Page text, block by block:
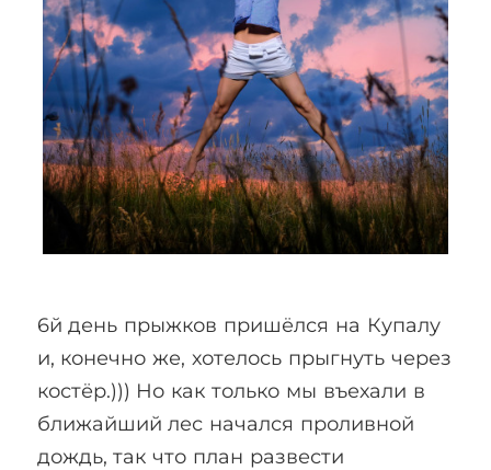
6й день прыжков пришёлся на Купалу
и, конечно же, хотелось прыгнуть через
костёр.))) Но как только мы въехали в
ближайший лес начался проливной
дождь, так что план развести